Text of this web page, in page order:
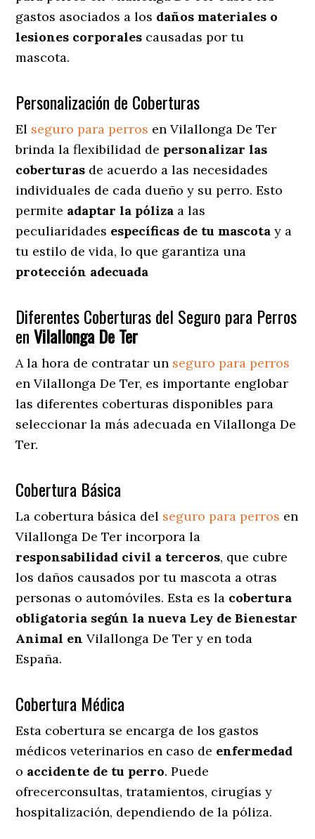
gastos asociados a los daños materiales o
lesiones corporales causadas por tu
mascota.
Personalización de Coberturas
El seguro para perros en Vilallonga De Ter
brinda la flexibilidad de personalizar las
coberturas de acuerdo a las necesidades
individuales de cada dueño y su perro. Esto
permite adaptar la póliza a las
peculiaridades específicas de tu mascota y a
tu estilo de vida, lo que garantiza una
protección adecuada
Diferentes Coberturas del Seguro para Perros
en Vilallonga De Ter
A la hora de contratar un seguro para perros
en Vilallonga De Ter, es importante englobar
las diferentes coberturas disponibles para
seleccionar la más adecuada en Vilallonga De
Ter.
Cobertura Básica
La cobertura básica del seguro para perros en
Vilallonga De Ter incorpora la
responsabilidad civil a terceros, que cubre
los daños causados por tu mascota a otras
personas o automóviles. Esta es la cobertura
obligatoria según la nueva Ley de Bienestar
Animal enVilallonga De Ter y en toda
España.
Cobertura Médica
Esta cobertura se encarga de los gastos
médicos veterinarios en caso de enfermedad
o accidente de tu perro. Puede
ofrecerconsultas, tratamientos, cirugías y
hospitalización, dependiendo de la póliza.